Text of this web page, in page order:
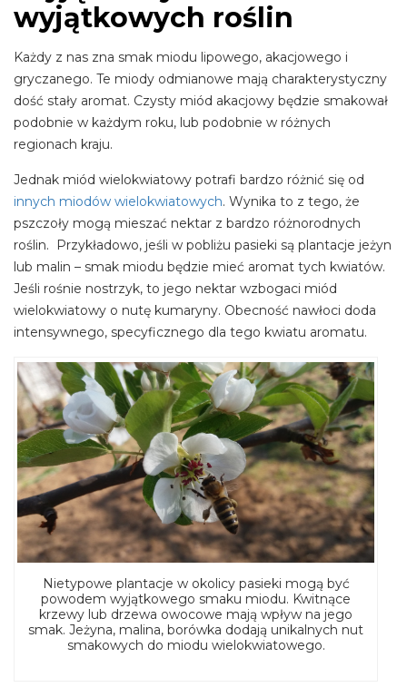
wyjątkowych roślin
Każdy z nas zna smak miodu lipowego, akacjowego i
gryczanego. Te miody odmianowe mają charakterystyczny
dość stały aromat. Czysty miód akacjowy będzie smakował
podobnie w każdym roku, lub podobnie w różnych
regionach kraju.
Jednak miód wielokwiatowy potrafi bardzo różnić się od
innych miodów wielokwiatowych. Wynika to z tego, że
pszczoły mogą mieszać nektar z bardzo różnorodnych
roślin. Przykładowo, jeśli w pobliżu pasieki są plantacje jeżyn
lub malin – smak miodu będzie mieć aromat tych kwiatów.
Jeśli rośnie nostrzyk, to jego nektar wzbogaci miód
wielokwiatowy o nutę kumaryny. Obecność nawłoci doda
intensywnego, specyficznego dla tego kwiatu aromatu.
Nietypowe plantacje w okolicy pasieki mogą być
powodem wyjątkowego smaku miodu. Kwitnące
krzewy lub drzewa owocowe mają wpływ na jego
smak. Jeżyna, malina, borówka dodają unikalnych nut
smakowych do miodu wielokwiatowego.